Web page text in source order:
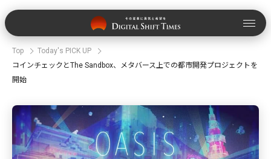
Top
Today's PICK UP
コインチェックとThe Sandbox、メタバース上での都市開発プロジェクトを
開始